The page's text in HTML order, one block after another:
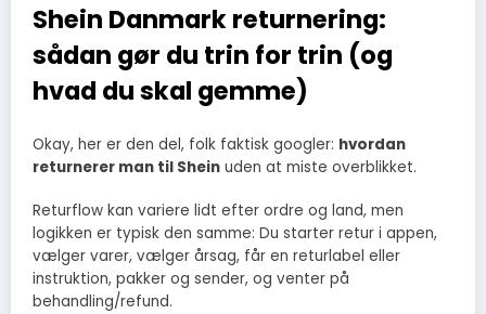
Shein Danmark returnering:
sådan gør du trin for trin (og
hvad du skal gemme)
Okay, her er den del, folk faktisk googler: hvordan
returnerer man til Shein uden at miste overblikket.
Returflow kan variere lidt efter ordre og land, men
logikken er typisk den samme: Du starter retur i appen,
vælger varer, vælger årsag, får en returlabel eller
instruktion, pakker og sender, og venter på
behandling/refund.